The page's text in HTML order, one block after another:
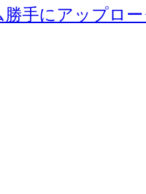
手にアップロー